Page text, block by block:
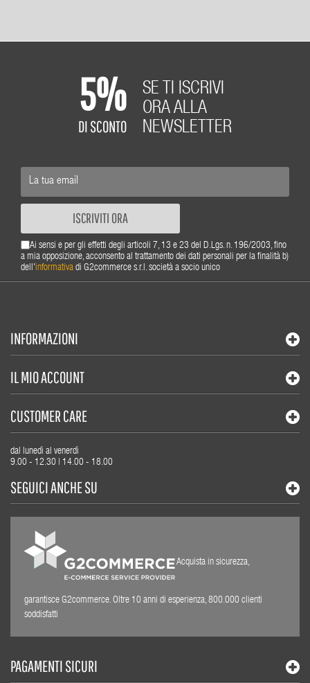
5%
DI SCONTO
SE TI ISCRIVI
ORA ALLA
NEWSLETTER
ISCRIVITI ORA
Ai sensi e per gli effetti degli articoli 7, 13 e 23 del D.Lgs. n. 196/2003, fino
a mia opposizione, acconsento al trattamento dei dati personali per la finalità b)
dell'informativa di G2commerce s.r.l. società a socio unico
INFORMAZIONI
IL MIO ACCOUNT
CUSTOMER CARE
dal lunedì al venerdì
9.00 - 12.30 | 14.00 - 18.00
SEGUICI ANCHE SU
Acquista in sicurezza,
garantisce G2commerce. Oltre 10 anni di esperienza, 800.000 clienti
soddisfatti
PAGAMENTI SICURI